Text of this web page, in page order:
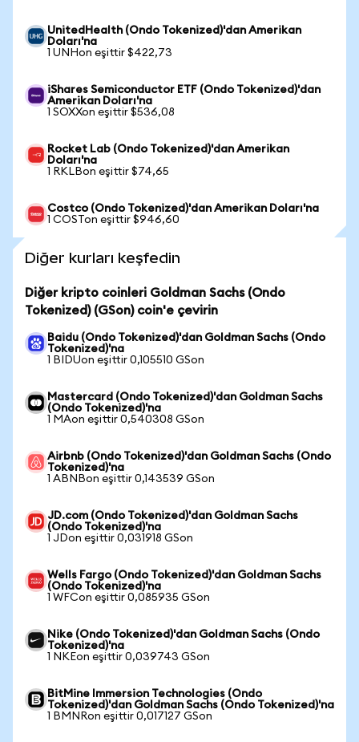
UnitedHealth (Ondo Tokenized)'dan Amerikan
Doları'na
1 UNHon eşittir $422,73
iShares Semiconductor ETF (Ondo Tokenized)'dan
Amerikan Doları'na
1 SOXXon eşittir $536,08
Rocket Lab (Ondo Tokenized)'dan Amerikan
Doları'na
1 RKLBon eşittir $74,65
Costco (Ondo Tokenized)'dan Amerikan Doları'na
1 COSTon eşittir $946,60
Diğer kurları keşfedin
Diğer kripto coinleri Goldman Sachs (Ondo
Tokenized) (GSon) coin'e çevirin
Baidu (Ondo Tokenized)'dan Goldman Sachs (Ondo
Tokenized)'na
1 BIDUon eşittir 0,105510 GSon
Mastercard (Ondo Tokenized)'dan Goldman Sachs
(Ondo Tokenized)'na
1 MAon eşittir 0,540308 GSon
Airbnb (Ondo Tokenized)'dan Goldman Sachs (Ondo
Tokenized)'na
1 ABNBon eşittir 0,143539 GSon
JD.com (Ondo Tokenized)'dan Goldman Sachs
(Ondo Tokenized)'na
1 JDon eşittir 0,031918 GSon
Wells Fargo (Ondo Tokenized)'dan Goldman Sachs
(Ondo Tokenized)'na
1 WFCon eşittir 0,085935 GSon
Nike (Ondo Tokenized)'dan Goldman Sachs (Ondo
Tokenized)'na
1 NKEon eşittir 0,039743 GSon
BitMine Immersion Technologies (Ondo
Tokenized)'dan Goldman Sachs (Ondo Tokenized)'na
1 BMNRon eşittir 0,017127 GSon